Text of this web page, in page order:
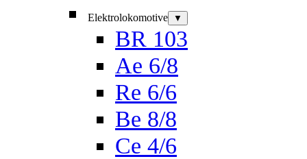
Elektrolokomotive ▼
BR 103
Ae 6/8
Re 6/6
Be 8/8
Ce 4/6